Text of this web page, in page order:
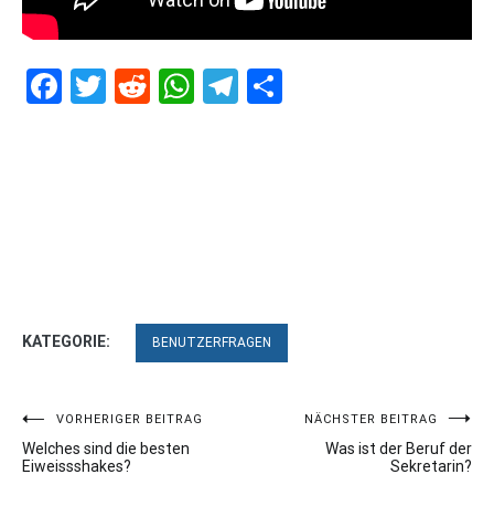
Facebook
Twitter
RedditWhatsApp
Telegram
KATEGORIE: BENUTZERFRAGEN
Beitragsnavigation
VORHERIGER BEITRAG
Welches sind die besten
Eiweissshakes?
NÄCHSTER BEITRAG
Was ist der Beruf der
Sekretarin?